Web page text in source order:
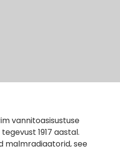
vannitoasisustuse
1917 aastal.
malmradiaatorid, see